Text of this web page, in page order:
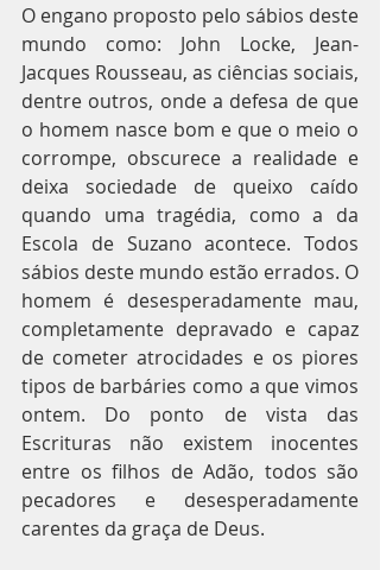
O engano proposto pelo sábios deste
mundo como: John Locke, Jean-
Jacques Rousseau, as ciências sociais,
dentre outros, onde a defesa de que
o homem nasce bom e que o meio o
corrompe, obscurece a realidade e
deixa sociedade de queixo caído
quando uma tragédia, como a da
Escola de Suzano acontece. Todos
sábios deste mundo estão errados. O
homem é desesperadamente mau,
completamente depravado e capaz
de cometer atrocidades e os piores
tipos de barbáries como a que vimos
ontem. Do ponto de vista das
Escrituras não existem inocentes
entre os filhos de Adão, todos são
pecadores e desesperadamente
carentes da graça de Deus.